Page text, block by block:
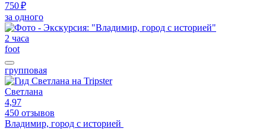
750 ₽
за одного
2 часа
foot
групповая
Светлана
4,97
450 отзывов
Владимир, город с историей